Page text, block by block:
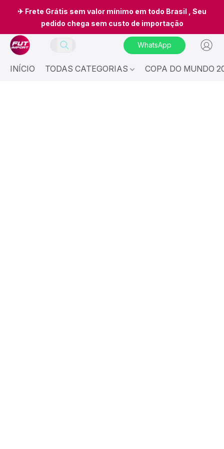
✈ Frete Grátis sem valor mínimo em todo Brasil , Seu
pedido chega sem custo de importação
WhatsApp
INÍCIO TODAS CATEGORIAS COPA DO MUNDO